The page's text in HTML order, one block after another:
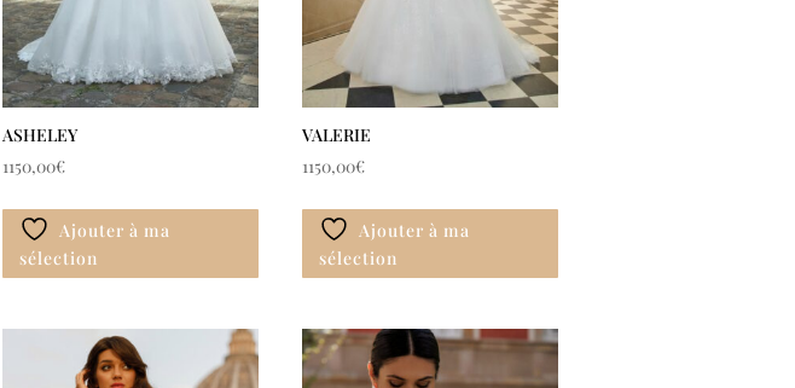
ASHELEY
1150,00€
Ajouter à ma
sélection
VALERIE
1150,00€
Ajouter à ma
sélection